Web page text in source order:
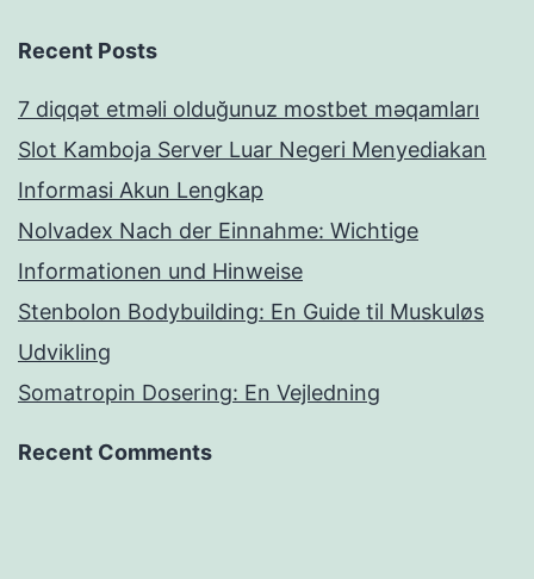
Recent Posts
7 diqqət etməli olduğunuz mostbet məqamları
Slot Kamboja Server Luar Negeri Menyediakan
Informasi Akun Lengkap
Nolvadex Nach der Einnahme: Wichtige
Informationen und Hinweise
Stenbolon Bodybuilding: En Guide til Muskuløs
Udvikling
Somatropin Dosering: En Vejledning
Recent Comments